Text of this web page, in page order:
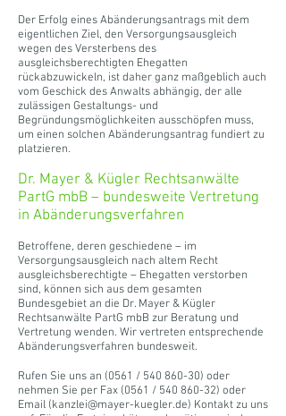
Der Erfolg eines Abänderungsantrags mit dem
eigentlichen Ziel, den Versorgungsausgleich
wegen des Versterbens des
ausgleichsberechtigten Ehegatten
rückabzuwickeln, ist daher ganz maßgeblich auch
vom Geschick des Anwalts abhängig, der alle
zulässigen Gestaltungs- und
Begründungsmöglichkeiten ausschöpfen muss,
um einen solchen Abänderungsantrag fundiert zu
platzieren.
Dr. Mayer & Kügler Rechtsanwälte
PartG mbB – bundesweite Vertretung
in Abänderungsverfahren
Betroffene, deren geschiedene – im
Versorgungsausgleich nach altem Recht
ausgleichsberechtigte – Ehegatten verstorben
sind, können sich aus dem gesamten
Bundesgebiet an die Dr. Mayer & Kügler
Rechtsanwälte PartG mbB zur Beratung und
Vertretung wenden. Wir vertreten entsprechende
Abänderungsverfahren bundesweit.
Rufen Sie uns an (0561 / 540 860-30) oder
nehmen Sie per Fax (0561 / 540 860-32) oder
Email (kanzlei@mayer-kuegler.de) Kontakt zu uns